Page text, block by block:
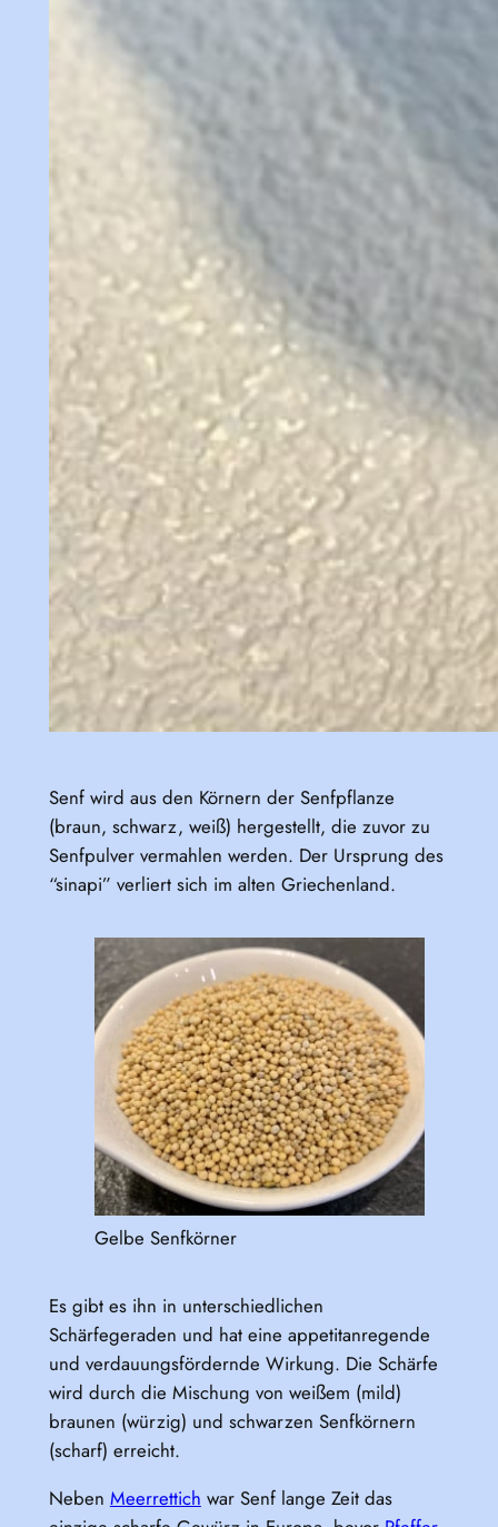
Senf wird aus den Körnern der Senfpflanze
(braun, schwarz, weiß) hergestellt, die zuvor zu
Senfpulver vermahlen werden. Der Ursprung des
“sinapi” verliert sich im alten Griechenland.
Gelbe Senfkörner
Es gibt es ihn in unterschiedlichen
Schärfegeraden und hat eine appetitanregende
und verdauungsfördernde Wirkung. Die Schärfe
wird durch die Mischung von weißem (mild)
braunen (würzig) und schwarzen Senfkörnern
(scharf) erreicht.
Neben Meerrettich war Senf lange Zeit das